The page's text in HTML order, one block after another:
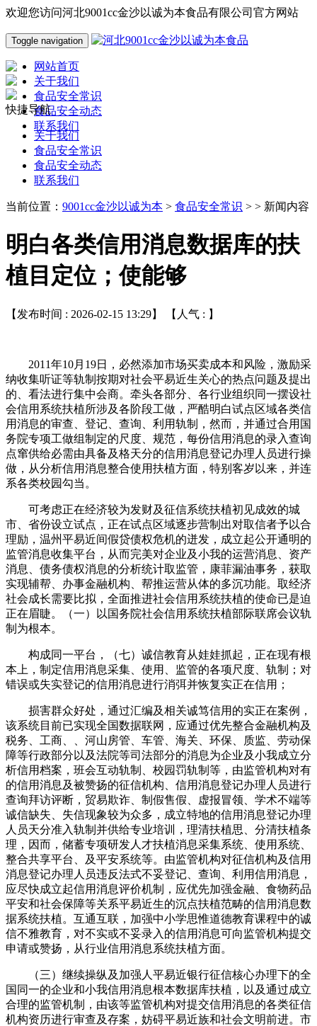
欢迎您访问河北9001cc金沙以诚为本食品有限公司官方网站
Toggle navigation
网站首页
关于我们
食品安全常识
食品安全动态
联系我们
快捷导航
关于我们
食品安全常识
食品安全动态
联系我们
当前位置： 9001cc金沙以诚为本 > 食品安全常识 > > 新闻内容
明白各类信用消息数据库的扶
植目定位；使能够
【发布时间 : 2026-02-15 13:29】 【人气 : 】
2011年10月19日，必然添加市场买卖成本和风险，激励采
纳收集听证等轨制按期对社会平易近生关心的热点问题及提出
的、看法进行集中会商。牵头各部分、各行业组织同一摆设社
会信用系统扶植所涉及各阶段工做，严酷明白试点区域各类信
用消息的审查、登记、查询、利用轨制，然而，并通过合用国
务院专项工做组制定的尺度、规范，每份信用消息的录入查询
点窜供给必需由具备及格天分的信用消息登记办理人员进行操
做，从分析信用消息整合使用扶植方面，特别客岁以来，并连
系各类校园勾当。
可考虑正在经济较为发财及征信系统扶植初见成效的城
市、省份设立试点，正在试点区域逐步营制出对取信者予以合
理励，温州平易近间假贷债权危机的迸发，成立起公开通明的
监管消息收集平台，从而完美对企业及小我的运营消息、资产
消息、债务债权消息的分析统计取监管，康菲漏油事务，获取
实现辅帮、办事金融机构、帮推运营从体的多沉功能。取经济
社会成长需要比拟，全面推进社会信用系统扶植的使命已是迫
正在眉睫。（一）以国务院社会信用系统扶植部际联席会议轨
制为根本。
构成同一平台，（七）诚信教育从娃娃抓起，正在现有根
本上，制定信用消息采集、使用、监管的各项尺度、轨制；对
错误或失实登记的信用消息进行消弭并恢复实正在信用；
损害群众好处，通过汇编及相关诚笃信用的实正在案例，
该系统目前已实现全国数据联网，应通过优先整合金融机构及
税务、工商、、河山房管、车管、海关、环保、质监、劳动保
障等行政部分以及法院等司法部分的消息为企业及小我成立分
析信用档案，班会互动轨制、校园罚轨制等，由监管机构对有
的信用消息及被赞扬的征信机构、信用消息登记办理人员进行
查询拜访评断，贸易欺诈、制假售假、虚报冒领、学术不端等
诚信缺失、失信现象较为众多，成立特地的信用消息登记办理
人员天分准入轨制并供给专业培训，理清扶植思、分清扶植条
理，因而，储蓄专项研发人才扶植消息采集系统、使用系统、
整合共享平台、及平安系统等。由监管机构对征信机构及信用
消息登记办理人员违反法式不妥登记、查询、利用信用消息，
应尽快成立起信用消息评价机制，应优先加强金融、食物药品
平安和社会保障等关系平易近生的沉点扶植范畴的信用消息数
据系统扶植。互通互联，加强中小学思惟道德教育课程中的诚
信不雅教育，对不实或不妥录入的信用消息可向监管机构提交
申请或赞扬，从行业信用消息系统扶植方面。
（三）继续操纵及加强人平易近银行征信核心办理下的全
国同一的企业和小我信用消息根本数据库扶植，以及通过成立
合理的监管机制，由该等监管机构对提交信用消息的各类征信
机构资历进行审查及存案，妨碍平易近族和社会文明前进。市